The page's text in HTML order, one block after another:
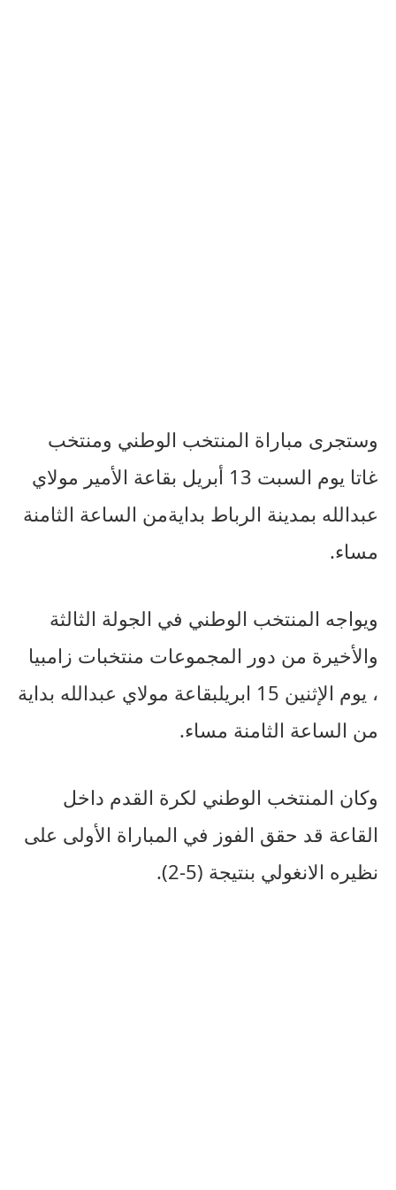
وستجرى مباراة المنتخب الوطني ومنتخب
غاتا يوم السبت أبريل بقاعة الأمير مولاي
عبدالله بمدينة الرباط بدايةمن الساعة الثامنة
مساء.
ويواجه المنتخب الوطني في الجولة الثالثة
والأخيرة من دور المجموعات منتخبات زامبيا
، يوم الإثنين ابريلبقاعة مولاي عبدالله بداية
من الساعة الثامنة مساء.
وكان المنتخب الوطني لكرة القدم داخل
القاعة قد حقق الفوز في المباراة الأولى على
نظيره الانغولي بنتيجة (5-2).